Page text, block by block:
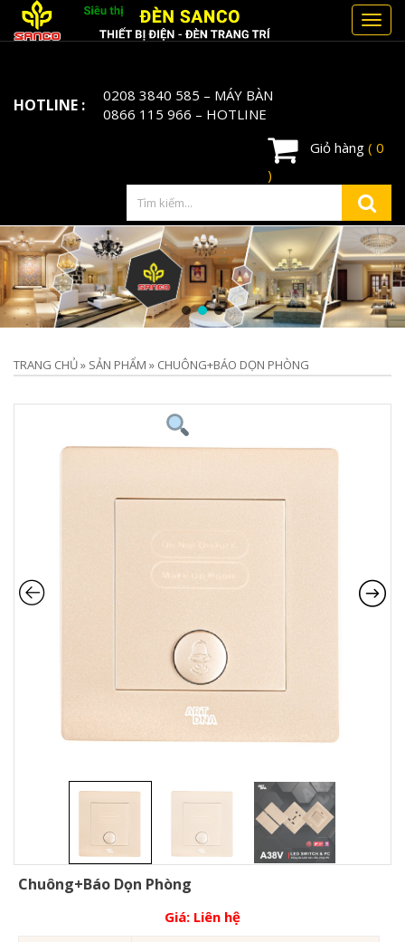
HOTLINE : 0208 3840 585 – MÁY BÀN
0866 115 966 – HOTLINE
Giỏ hàng ( 0
)
TRANG CHỦ» SẢN PHẨM » CHUÔNG+BÁO DỌN PHÒNG
Chuông+báo Dọn Phòng
Giá: Liên hệ